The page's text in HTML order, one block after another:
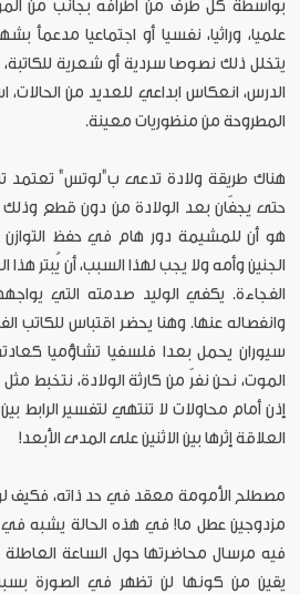
بواسطة كل طرف من أطرافه بجانب من
علميا، وراثيا، نفسيا أو اجتماعيا مدعمأ
يتخلل ذلك نصوصا سردية أو شعرية
الدرس، انعكاس ابداعي للعديد من الحالات،
المطروحة من منظوريات معينة.
هناك طريقة ولادة تدعى ب"لوتس" تعتمد
هو أن للمشيمة دور هام في حفظ التوازن
الجنين وأمه ولا يجب لهذا السبب، أن يُبتر
الفجاءة. يكفي الوليد صدمته التي
وانفصاله عنها. وهنا يحضر اقتباس للكاتب
الموت، نحن نفرّ من كارثة الولادة، نتخبط
إذن أمام محاولات لا تنتهي لتفسير الرابط
العلاقة إثرها بين الاثنين على المدى الأبعد!
مصطلح الأمومة معقد في حد ذاته، فكيف لو
مزدوجين عطل ما! في هذه الحالة يشبه
فيه مرسال محاضرتها حول الساعة
يقين من كونها لن تظهر في الصورة